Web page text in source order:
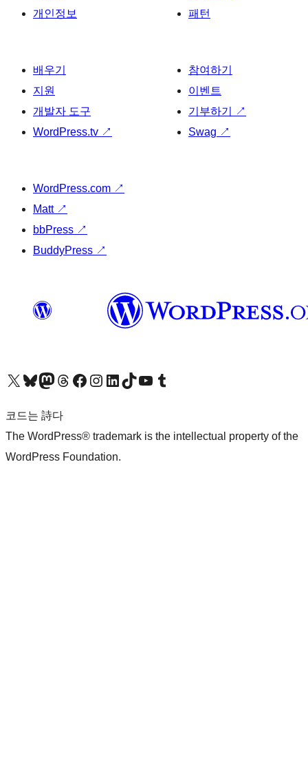
개인정보
패턴
배우기
지원
개발자 도구
WordPress.tv ↗
참여하기
이벤트
기부하기
↗
Swag ↗
WordPress.com ↗
Matt ↗
bbPress ↗
BuddyPress ↗
X(이전 트위터) 계정 방문하기블루스카이 계정 방문하기마스토돈 계정 방문하기스레드 계정 방문하기 페이스북 페이지 방문하기인스타그램 계정 방문하기 LinkedIn 계정 방문하기틱톡 계정 방문하기유튜브 채널 방문하기 텀블러 계정 방문하기
코드는 詩다
The WordPress® trademark is the intellectual property of the
WordPress Foundation.